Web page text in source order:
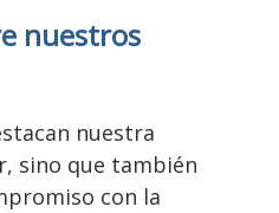
nuestros
nuestra
sino que también
con la